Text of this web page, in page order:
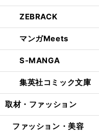
ZEBRACK
マンガMeets
S-MANGA
集英社コミック文庫
取材・ファッション
ファッション・美容